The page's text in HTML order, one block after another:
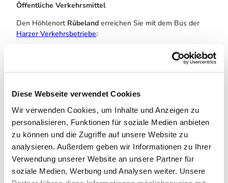
Diese Webseite verwendet Cookies
Wir verwenden Cookies, um Inhalte und Anzeigen zu
personalisieren, Funktionen für soziale Medien anbieten
zu können und die Zugriffe auf unsere Website zu
analysieren. Außerdem geben wir Informationen zu Ihrer
Verwendung unserer Website an unsere Partner für
soziale Medien, Werbung und Analysen weiter. Unsere
Öffentliche Verkehrsmittel
Den Höhlenort Rübeland erreichen Sie mit dem Bus der
Harzer Verkehrsbetriebe:
aus Richtung Braunlage
aus Richtung Benneckenstein
Die INSA - Ihr Routenplaner des Nahverkehrs in
Sachsen-Anhalt >>
TIPP :